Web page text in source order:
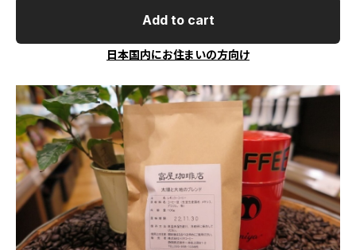
Add to cart
日本国内にお住まいの方向け